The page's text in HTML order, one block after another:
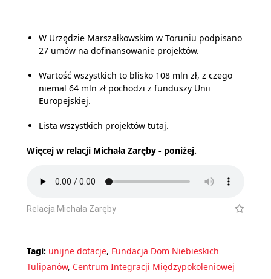
W Urzędzie Marszałkowskim w Toruniu podpisano
27 umów na dofinansowanie projektów.
Wartość wszystkich to blisko 108 mln zł, z czego
niemal 64 mln zł pochodzi z funduszy Unii
Europejskiej.
Lista wszystkich projektów tutaj.
Więcej w relacji Michała Zaręby - poniżej.
Relacja Michała Zaręby
Tagi: unijne dotacje, Fundacja Dom Niebieskich
Tulipanów, Centrum Integracji Międzypokoleniowej